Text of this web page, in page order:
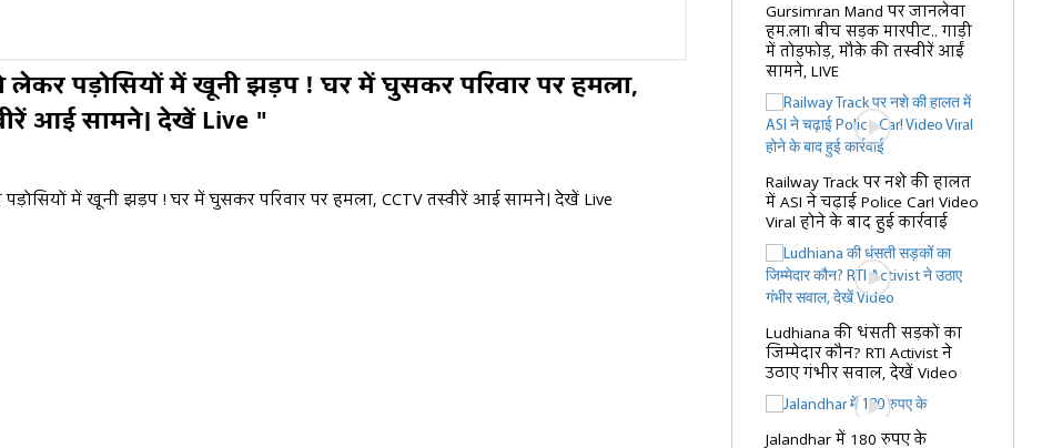
लेकर पड़ोसियों में खूनी झड़प ! घर में घुसकर परिवार पर हमला,
आई सामने। देखें Live "
पड़ोसियों में खूनी झड़प ! घर में घुसकर परिवार पर हमला, CCTV तस्वीरें आई सामने। देखें Live
Gursimran Mand पर जानलेवा
हम.ला! बीच सड़क मारपीट.. गाड़ी
में तोड़फोड़, मौके की तस्वीरें आईं
सामने, LIVE
Railway Track पर नशे की हालत
में ASI ने चढ़ाई Police Car! Video
Viral होने के बाद हुई कार्रवाई
Ludhiana की धंसती सड़कों का
जिम्मेदार कौन? RTI Activist ने
उठाए गंभीर सवाल, देखें Video
Jalandhar में 180 रुपए के